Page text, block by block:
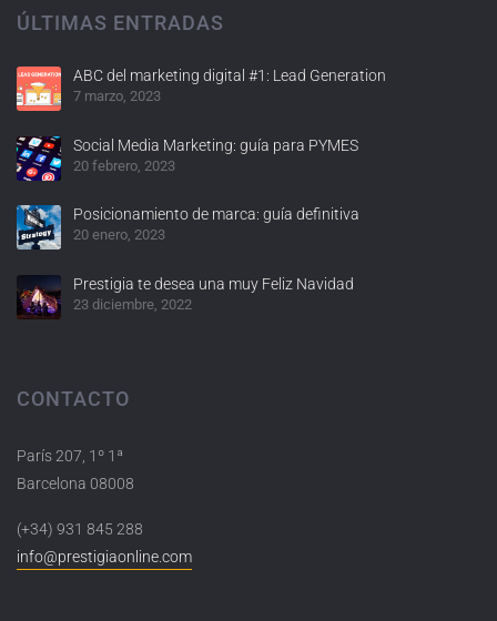
ÚLTIMAS ENTRADAS
ABC del marketing digital #1: Lead Generation
7 marzo, 2023
Social Media Marketing: guía para PYMES
20 febrero, 2023
Posicionamiento de marca: guía definitiva
20 enero, 2023
Prestigia te desea una muy Feliz Navidad
23 diciembre, 2022
CONTACTO
París 207, 1º 1ª
Barcelona 08008
(+34) 931 845 288
info@prestigiaonline.com